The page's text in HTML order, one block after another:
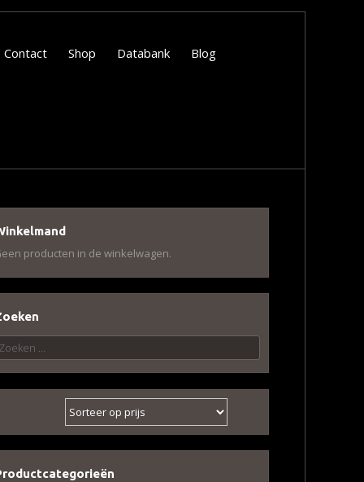
Contact Shop Databank
Blog
producten in de winkelwagen.